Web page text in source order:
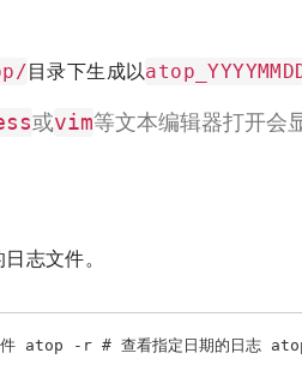
目录下生成以
或vim等文本编辑器打开会
志文件。
件 atop -r # 查看指定日期的日志